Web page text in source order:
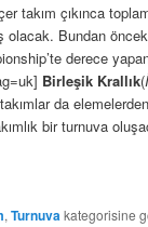
takım çıkınca
olacak. Bundan
derece
Birleşik Krallık(
da
bir turnuva
,Turnuvakategorisine